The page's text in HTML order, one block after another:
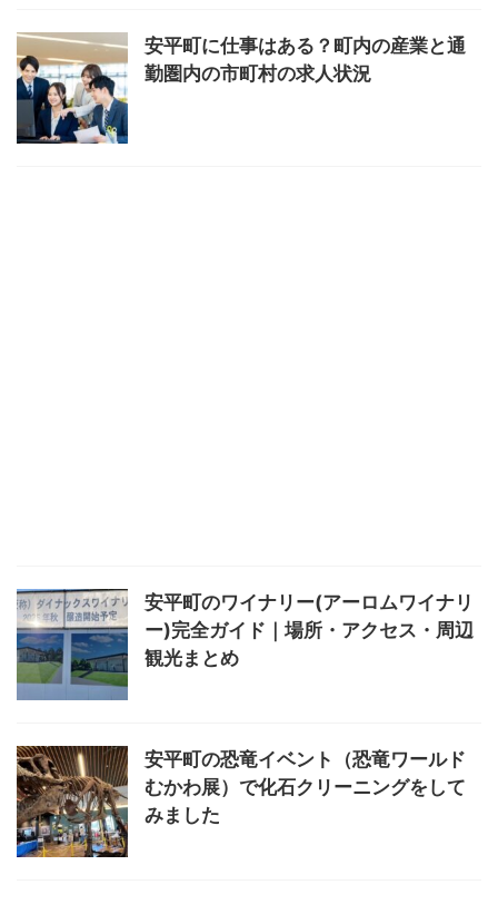
安平町に仕事はある？町内の産業と通
勤圏内の市町村の求人状況
安平町のワイナリー(アーロムワイナリ
ー)完全ガイド｜場所・アクセス・周辺
観光まとめ
安平町の恐竜イベント（恐竜ワールド
むかわ展）で化石クリーニングをして
みました